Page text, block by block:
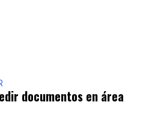
documentos en área